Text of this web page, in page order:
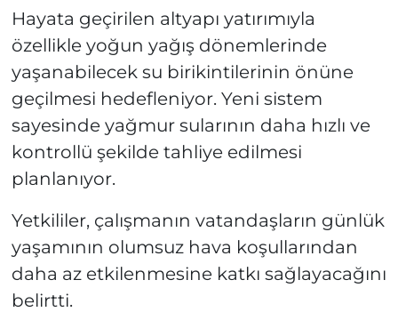
Hayata geçirilen altyapı yatırımıyla
özellikle yoğun yağış dönemlerinde
yaşanabilecek su birikintilerinin önüne
geçilmesi hedefleniyor. Yeni sistem
sayesinde yağmur sularının daha hızlı ve
kontrollü şekilde tahliye edilmesi
planlanıyor.
Yetkililer, çalışmanın vatandaşların günlük
yaşamının olumsuz hava koşullarından
daha az etkilenmesine katkı sağlayacağını
belirtti.